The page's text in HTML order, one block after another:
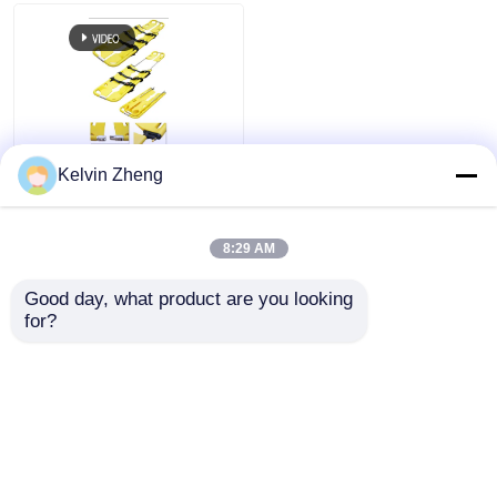
Υπερ- ελαφρύ βάρος
Καλή απορρόφηση
εξελιγμένη εμφάνιση
Kelvin Zheng
8:29 AM
Good day, what product are you looking
for?